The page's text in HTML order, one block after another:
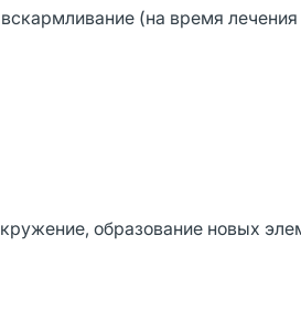
вскармливание (на время
образование новых